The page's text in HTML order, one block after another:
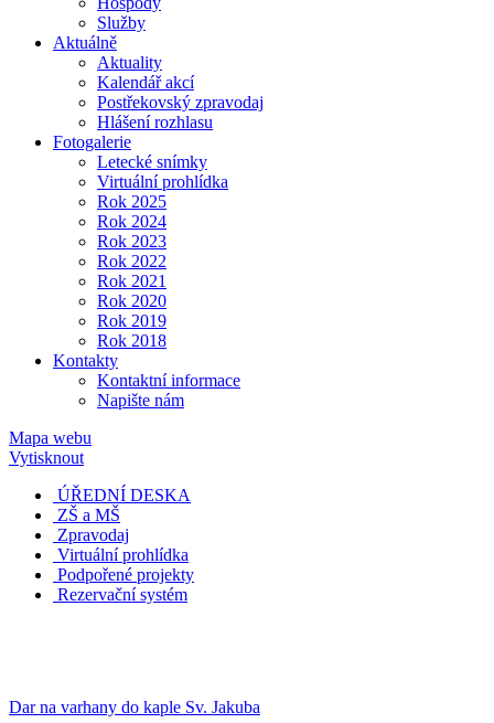
Služby
Aktuálně
Aktuality
Kalendář akcí
Postřekovský zpravodaj
Hlášení rozhlasu
Fotogalerie
Letecké snímky
Virtuální prohlídka
Rok 2025
Rok 2024
Rok 2023
Rok 2022
Rok 2021
Rok 2020
Rok 2019
Rok 2018
Kontakty
Kontaktní informace
Napište nám
Mapa webu
Vytisknout
ÚŘEDNÍ DESKA
ZŠ a MŠ
Zpravodaj
Virtuální prohlídka
Podpořené projekty
Rezervační systém
Dar na varhany do kaple Sv. Jakuba